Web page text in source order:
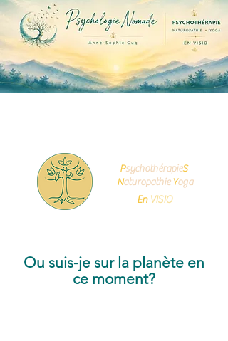
PsychothérapieS
NaturopathieYoga
En VISIO
Ou suis-je sur la planète en
ce moment?